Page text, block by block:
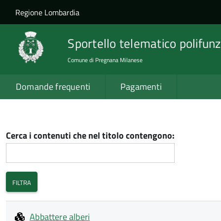
Salta al contenuto principale
Skip to site navigation
Regione Lombardia
Sportello telematico
Comune di Pregnana Milanese
Domande frequenti Pagamenti
Cerca i contenuti che nel titolo contengono:
Abbattere alberi